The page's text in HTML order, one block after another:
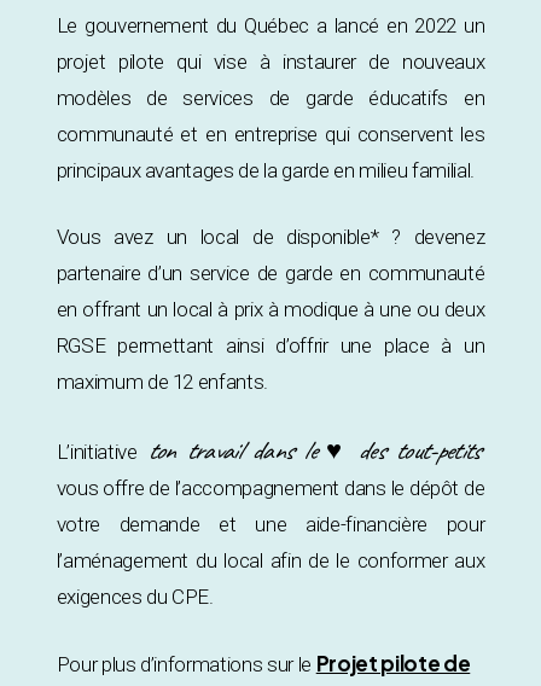
Le gouvernement du Québec a lancé en 2022 un
projet pilote qui vise à instaurer de nouveaux
modèles de services de garde éducatifs en
communauté et en entreprise qui conservent les
principaux avantages de la garde en milieu familial.
Vous avez un local de disponible* ? devenez
partenaire d’un service de garde en communauté
en offrant un local à prix à modique à une ou deux
RGSE permettant ainsi d’offrir une place à un
maximum de 12 enfants.
L’initiative ton travail dans le ♥ des tout-petits
vous offre de l’accompagnement dans le dépôt de
votre demande et une aide-financière pour
l’aménagement du local afin de le conformer aux
exigences du CPE.
Pour plus d’informations sur le Projet pilote de